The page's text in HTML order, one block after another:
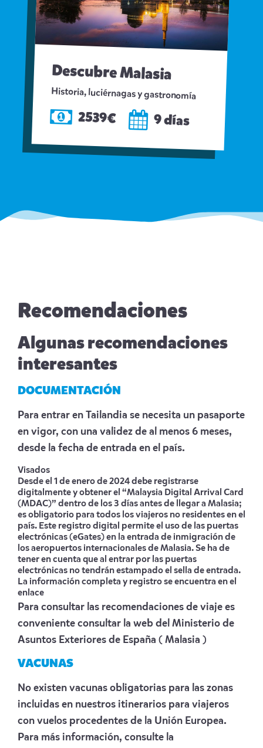
Descubre Malasia
Historia, luciérnagas y gastronomía
2539€ 9 días
Recomendaciones
Algunas recomendaciones
interesantes
DOCUMENTACIÓN
Para entrar en Tailandia se necesita un pasaporte
en vigor, con una validez de al menos 6 meses,
desde la fecha de entrada en el país.
Visados
Desde el 1 de enero de 2024 debe registrarse
digitalmente y obtener el “Malaysia Digital Arrival Card
(MDAC)” dentro de los 3 días antes de llegar a Malasia;
es obligatorio para todos los viajeros no residentes en el
país. Este registro digital permite el uso de las puertas
electrónicas (eGates) en la entrada de inmigración de
los aeropuertos internacionales de Malasia. Se ha de
tener en cuenta que al entrar por las puertas
electrónicas no tendrán estampado el sella de entrada.
La información completa y registro se encuentra en el
enlace
Para consultar las recomendaciones de viaje es
conveniente consultar la web del Ministerio de
Asuntos Exteriores de España ( Malasia )
VACUNAS
No existen vacunas obligatorias para las zonas
incluidas en nuestros itinerarios para viajeros
con vuelos procedentes de la Unión Europea.
Para más información, consulte la